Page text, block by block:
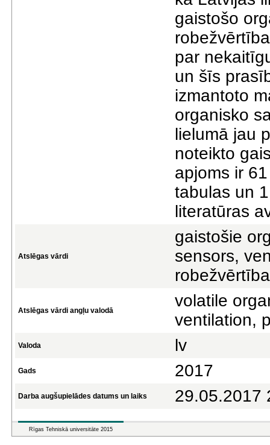
gaistošo
par
un šīs
izmantoto
organisko
lielumā jau
noteikto
apjoms ir
tabulas un
literatūras
Atslēgas vārdi
gaistošie
sensors,
Atslēgas vārdi angļu valodā
volatile
ventilation,
Valoda lv
Gads 2017
Darba augšupielādes datums un laiks 29.05.2017
Rīgas Tehniskā universitāte 2015